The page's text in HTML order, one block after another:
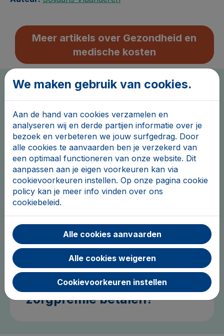
Meer artikels over Gezondheid en
medische kosten
Veelgestelde vragen over
Gezondheid:
Wat is de hulpkas?
Wat is de Vlaamse
zorgpremie?
Je woont in Brussel. Moet
je dan de Vlaamse
zorgpremie betalen?
We maken gebruik van cookies.
Aan de hand van cookies verzamelen en
analyseren wij en derde partijen informatie over je
bezoek en verbeteren we jouw surfgedrag. Door
alle cookies te aanvaarden ben je verzekerd van
een optimaal functioneren van onze website. Dit
aanpassen aan je eigen voorkeuren kan via
cookievoorkeuren instellen. Op onze pagina cookie
policy kan je meer info vinden over ons
cookiebeleid.
Alle cookies aanvaarden
Alle cookies weigeren
Cookievoorkeuren instellen